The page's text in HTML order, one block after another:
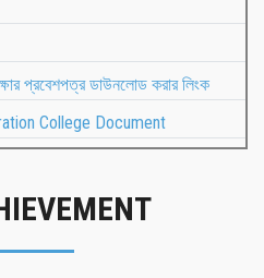
প্রবেশপত্র ডাউনলোড করার লিংক
College Document